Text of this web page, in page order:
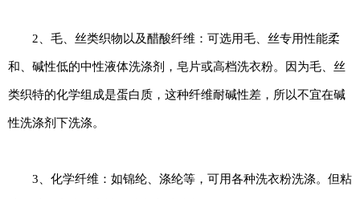
2、毛、丝类织物以及醋酸纤维：可选用毛、丝专用性能柔
和、碱性低的中性液体洗涤剂，皂片或高档洗衣粉。因为毛、丝
类织特的化学组成是蛋白质，这种纤维耐碱性差，所以不宜在碱
性洗涤剂下洗涤。
3、化学纤维：如锦纶、涤纶等，可用各种洗衣粉洗涤。但粘